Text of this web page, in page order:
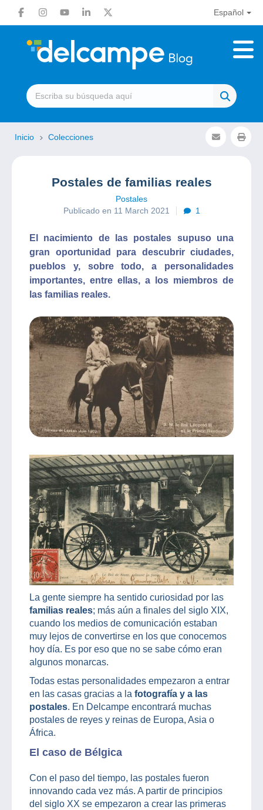
Español
Inicio Colecciones
Postales de familias reales
Postales
Publicado en 11 March 2021
1
El nacimiento de las postales supuso una
gran oportunidad para descubrir ciudades,
pueblos y, sobre todo, a personalidades
importantes, entre ellas, a los miembros de
las familias reales.
La gente siempre ha sentido curiosidad por las
familias reales; más aún a finales del siglo XIX,
cuando los medios de comunicación estaban
muy lejos de convertirse en los que conocemos
hoy día. Es por eso que no se sabe cómo eran
algunos monarcas.
Todas estas personalidades empezaron a entrar
en las casas gracias a la fotografía y a las
postales. En Delcampe encontrará muchas
postales de reyes y reinas de Europa, Asia o
África.
El caso de Bélgica
Con el paso del tiempo, las postales fueron
innovando cada vez más. A partir de principios
del siglo XX se empezaron a crear las primeras